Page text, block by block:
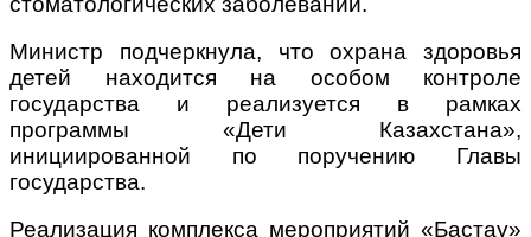
Министр подчеркнула, что охрана здоровья
детей находится на особом контроле
государства и реализуется в рамках
программы «Дети Казахстана»,
инициированной по поручению Главы
государства.
Реализация комплекса мероприятий «Бастау»